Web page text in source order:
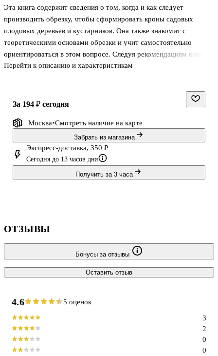
Эта книга содержит сведения о том, когда и как следует
производить обрезку, чтобы сформировать кроны садовых
плодовых деревьев и кустарников. Она также знакомит с
теоретическими основами обрезки и учит самостоятельно
ориентироваться в этом вопросе. Следуя рекомендациям книги,
вы сможете накопить бесценный опыт, который в дальнейшем
Перейти к описанию и характеристикам
за 194 ₽ сегодня
Москва Смотреть наличие на карте
Забрать из магазина
Экспресс-доставка, 350 ₽
Сегодня до 13 часов дня
Получить за 3 часа
ОТЗЫВЫ
Бонусы за отзывы
Оставить отзыв
4.6 5 оценок
0
0
2
3